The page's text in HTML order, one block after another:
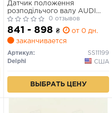
Датчик положення
розподільчого валу AUDI
100 C4, A4 B5, A6 C4 2.6/2.8
09.91-09.01
0 отзывов
841 - 898 ₴
от 0 дн.
заканчивается
Артикул:
SS11199
Delphi
США
ВЫБРАТЬ ЦЕНУ